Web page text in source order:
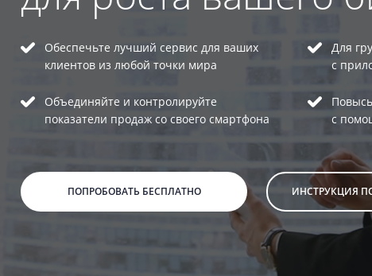
Обеспечьте лучший сервис для ваших
клиентов из любой точки мира
Для
с
Объединяйте и контролируйте
показатели продаж со своего смартфона
с
ПОПРОБОВАТЬ БЕСПЛАТНО ИНСТРУКЦИЯ